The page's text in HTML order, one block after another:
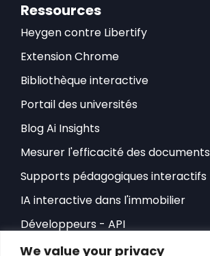
We value your privacy
Ressources
Heygen contre Libertify
Extension Chrome
Bibliothèque interactive
Portail des universités
Blog Ai Insights
Mesurer l'efficacité des documents
Supports pédagogiques interactifs
IA interactive dans l'immobilier
Développeurs - API
Intégration HubSpot